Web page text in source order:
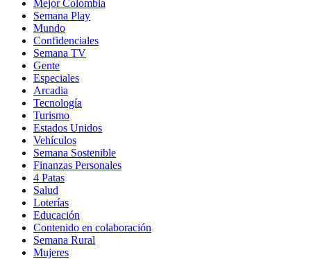
Mejor Colombia
Semana Play
Mundo
Confidenciales
Semana TV
Gente
Especiales
Arcadia
Tecnología
Turismo
Estados Unidos
Vehículos
Semana Sostenible
Finanzas Personales
4 Patas
Salud
Loterías
Educación
Contenido en colaboración
Semana Rural
Mujeres